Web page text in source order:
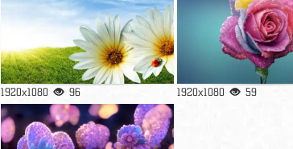
1920x1080 96 1920x1080 59